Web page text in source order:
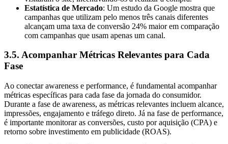
Estatística de Mercado: Um estudo da Google mostra que
campanhas que utilizam pelo menos três canais diferentes
alcançam uma taxa de conversão 24% maior em comparação
com campanhas que usam apenas um canal.
3.5. Acompanhar Métricas Relevantes para Cada
Fase
Ao conectar awareness e performance, é fundamental acompanhar
métricas específicas para cada fase da jornada do consumidor.
Durante a fase de awareness, as métricas relevantes incluem alcance,
impressões, engajamento e tráfego direto. Já na fase de performance,
é importante monitorar as conversões, custo por aquisição (CPA) e
retorno sobre investimento em publicidade (ROAS).